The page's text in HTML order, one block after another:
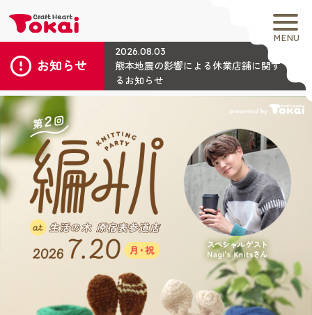
MENU
お知らせ
2026.08.03
熊本地震の影響による休業店舗に関す
るお知らせ